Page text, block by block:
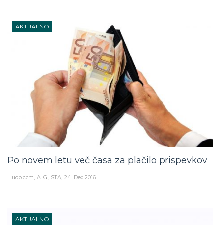
AKTUALNO
Po novem letu več časa za plačilo prispevkov
Hudo.com A. G., STA 24. Dec 2016
AKTUALNO